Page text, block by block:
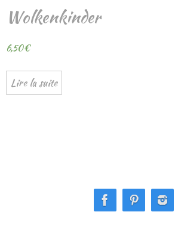
Wolkenkinder
6,50€
Lire la suite